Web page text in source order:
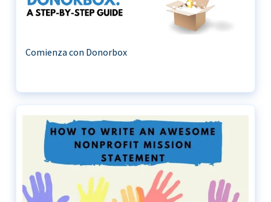
Comienza con Donorbox